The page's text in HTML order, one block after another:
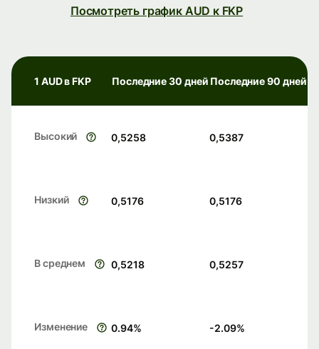
Посмотреть график AUD к FKP
1 AUD в FKP Последние 30 дней Последние 90 дней
Высокий 0,5258 0,5387
Низкий 0,5176 0,5176
В среднем 0,5218 0,5257
Изменение 0.94% -2.09%